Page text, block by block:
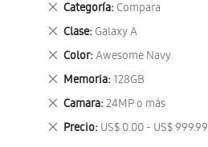
Categoría Compara
Eliminar
este
artículo
Clase Galaxy A
Eliminar
este
artículo
Color Awesome Navy
Eliminar
este
artículo
Memoria 128GB
Eliminar
este
artículo
Camara 24MP o más
Eliminar
este
artículo
Precio US$ 0.00 - US$ 999.99
Eliminar